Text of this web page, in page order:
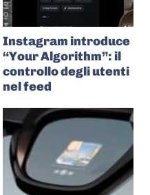
Instagram introduce
“Your Algorithm”: il
controllo degli utenti
nel feed